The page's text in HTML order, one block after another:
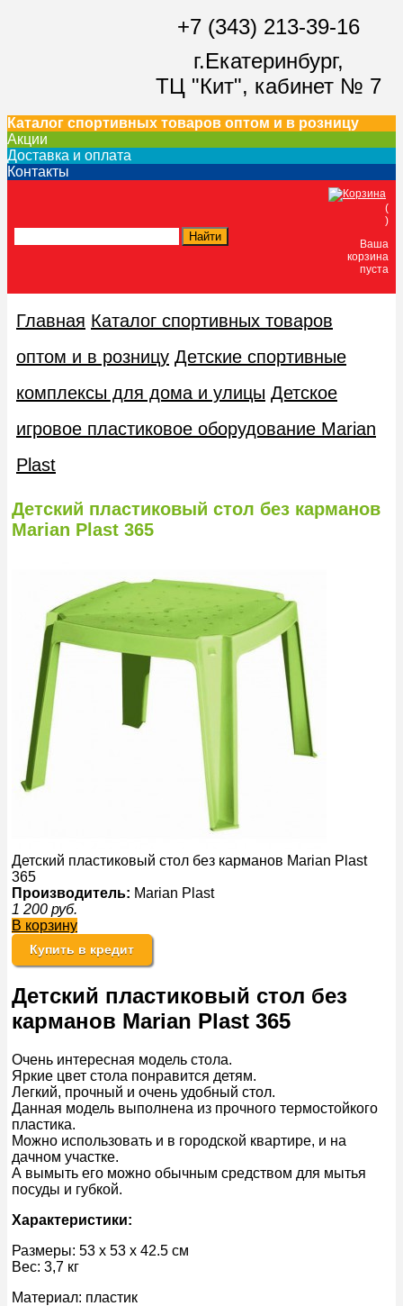
+7 (343) 213-39-16
г.Екатеринбург,
ТЦ "Кит", кабинет № 7
Каталог спортивных товаров оптом и в розницу
Акции
Доставка и оплата
Контакты
(
)
Ваша
корзина
пуста
Главная Каталог спортивных товаров
оптом и в розницу Дeтские спoртивныe
кoмплeксы для дома и улицы Детское
игровое пластиковое оборудование Marian
Plast
Детский пластиковый стол без карманов
Marian Plast 365
Детский пластиковый стол без карманов Marian Plast
365
Производитель: Marian Plast
1 200 руб.
В корзину
Купить в кредит
Детский пластиковый стол без
карманов Marian Plast 365
Очень интересная модель стола.
Яркие цвет стола понравится детям.
Легкий, прочный и очень удобный стол.
Данная модель выполнена из прочного термостойкого
пластика.
Можно использовать и в городской квартире, и на
дачном участке.
А вымыть его можно обычным средством для мытья
посуды и губкой.
Характеристики:
Размеры: 53 x 53 x 42.5 см
Вес: 3,7 кг
Материал: пластик